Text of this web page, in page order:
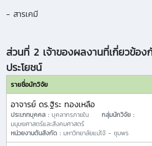
- สารเคมี
ส่วนที่ 2 เจ้าของผลงานที่เกี่ยวข้อง
ประโยชน์
รายชื่อนักวิจัย
อาจารย์ ดร.ฐิระ ทองเหลือ
ประเภทบุคคล : บุคลากรภายใน กลุ่มนักวิจัย :
มนุษยศาสตร์และสังคมศาสตร์
หน่วยงานต้นสังกัด : มหาวิทยาลัยแม่โจ้ - ชุมพร